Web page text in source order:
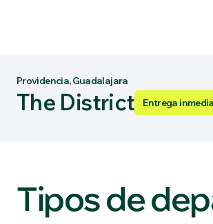
Entrega
The District
Providencia, Guadalajara
Tipos de